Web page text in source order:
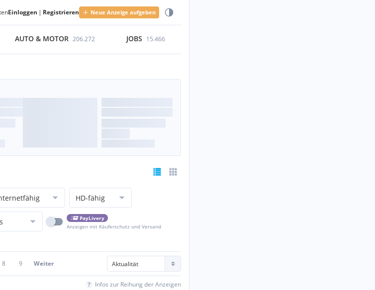
Einloggen | Registrieren Neue Anzeige aufgeben
AUTO & MOTOR 206.272 JOBS 15.466
HD-fähig
PayLivery
Anzeigen mit Käuferschutz und Versand
8 9 Weiter
Infos zur Reihung der Anzeigen